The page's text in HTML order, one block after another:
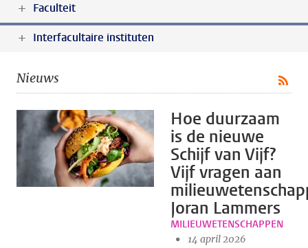
Faculteit
Interfacultaire instituten
Nieuws
Hoe duurzaam
is de nieuwe
Schijf van Vijf?
Vijf vragen aan
Joran Lammers
MILIEUWETENSCHAPPEN
14 april 2026